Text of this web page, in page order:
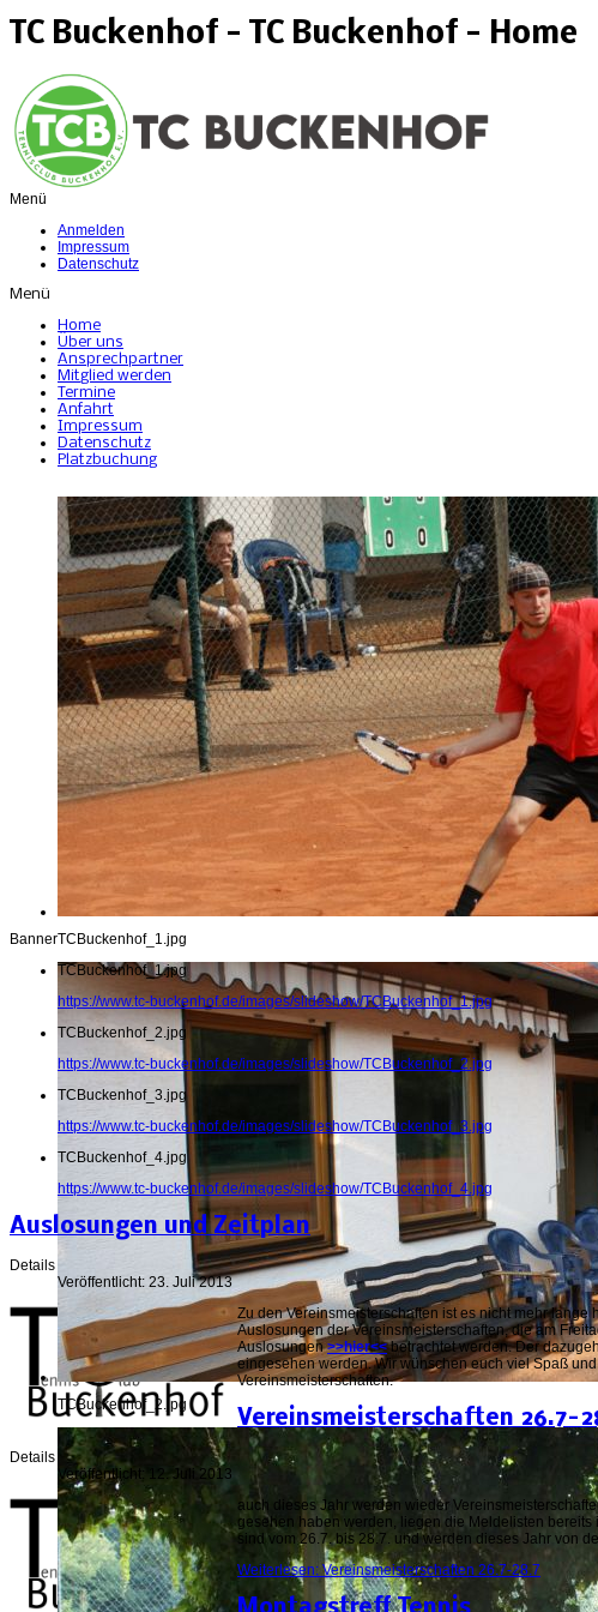
TC Buckenhof - TC Buckenhof - Home
Menü
Anmelden
Impressum
Datenschutz
Menü
Home
Über uns
Ansprechpartner
Mitglied werden
Termine
Anfahrt
Impressum
Datenschutz
Platzbuchung
TCBuckenhof_1.jpg
TCBuckenhof_2.jpg
Banner
TCBuckenhof_1.jpg
https://www.tc-buckenhof.de/images/slideshow/TCBuckenhof_1.jpg
TCBuckenhof_2.jpg
https://www.tc-buckenhof.de/images/slideshow/TCBuckenhof_2.jpg
TCBuckenhof_3.jpg
https://www.tc-buckenhof.de/images/slideshow/TCBuckenhof_3.jpg
TCBuckenhof_4.jpg
https://www.tc-buckenhof.de/images/slideshow/TCBuckenhof_4.jpg
Auslosungen und Zeitplan
Details
Veröffentlicht: 23. Juli 2013
Zu den Vereinsmeisterschaften ist es nicht mehr
Auslosungen der Vereinsmeisterschaften, die am
Auslosungen>>hier<<betrachtet werden. Der
eingesehen werden. Wir wünschen euch viel Spaß
Vereinsmeisterschaften.
Vereinsmeisterschaften 26.7-
Details
Veröffentlicht: 12. Juli 2013
auch dieses Jahr werden wieder
gesehen haben werden, liegen die Meldelisten bereits
sind vom 26.7. bis 28.7. und werden dieses Jahr von
Weiterlesen: Vereinsmeisterschaften 26.7-28.7